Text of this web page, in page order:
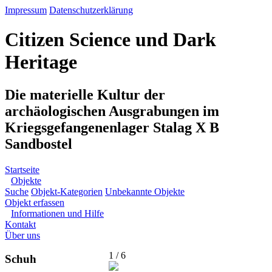
Impressum Datenschutzerklärung
Citizen Science und Dark
Heritage
Die materielle Kultur der
archäologischen Ausgrabungen im
Kriegsgefangenenlager Stalag X B
Sandbostel
Startseite
Objekte
Suche Objekt-Kategorien Unbekannte Objekte
Objekt erfassen
Informationen und Hilfe
Kontakt
Über uns
Schuh 1 / 6